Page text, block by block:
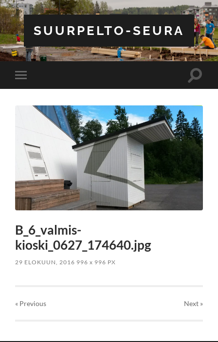
SUURPELTO-SEURA
Toggle
mobile
Toggle
B_6_valmis-
kioski_0627_174640.jpg
29 ELOKUUN, 2016 996x 996 PX
« Previous Next»